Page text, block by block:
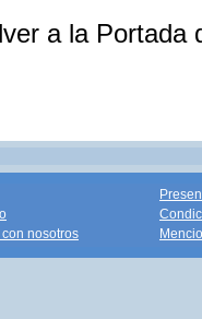
a la Portada
nosotros